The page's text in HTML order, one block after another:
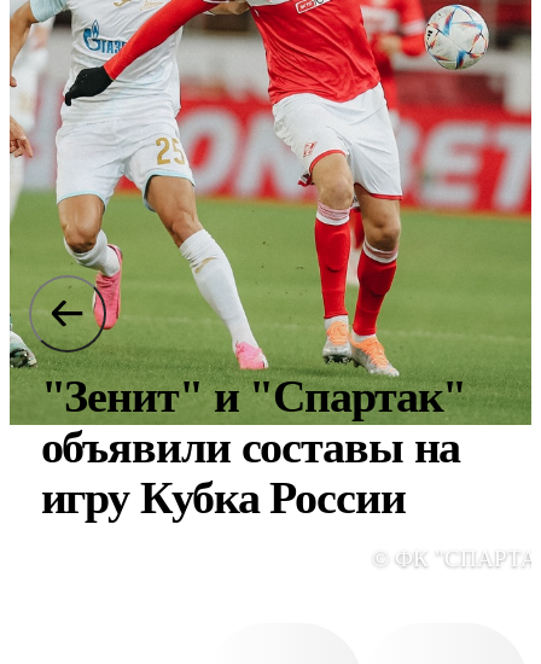
"Зенит" и "Спартак"
объявили составы на
игру Кубка России
© ФК